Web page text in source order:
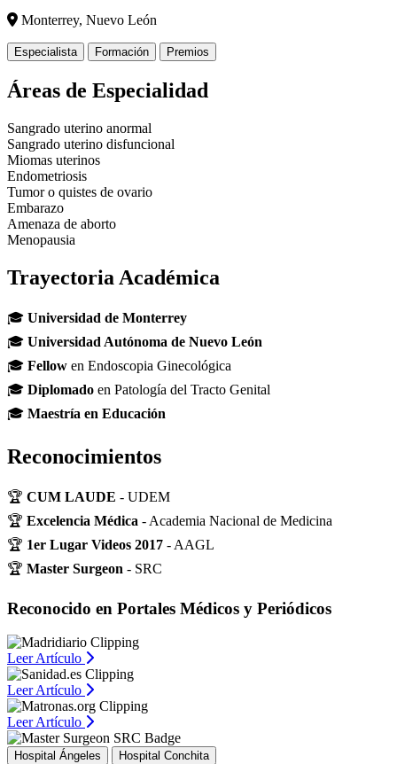
Monterrey, Nuevo León
Especialista Formación Premios
Áreas de Especialidad
Sangrado uterino anormal
Sangrado uterino disfuncional
Miomas uterinos
Endometriosis
Tumor o quistes de ovario
Embarazo
Amenaza de aborto
Menopausia
Trayectoria Académica
🎓 Universidad de Monterrey
🎓 Universidad Autónoma de Nuevo León
🎓 Fellow en Endoscopia Ginecológica
🎓 Diplomado en Patología del Tracto Genital
🎓 Maestría en Educación
Reconocimientos
🏆 CUM LAUDE - UDEM
🏆 Excelencia Médica - Academia Nacional de Medicina
🏆 1er Lugar Videos 2017 - AAGL
🏆 Master Surgeon - SRC
Reconocido en Portales Médicos y Periódicos
Leer Artículo
Leer Artículo
Leer Artículo
Hospital Ángeles Hospital Conchita